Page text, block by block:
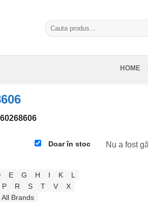
Caută
după:
HOME
Doar în stoc
E G H I K
L
P R S T V
X
All Brands
Nu a fost